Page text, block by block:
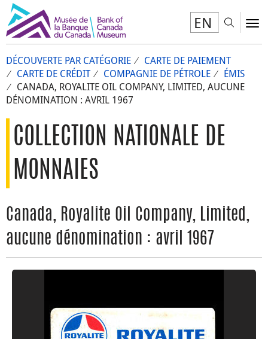
EN
DÉCOUVERTE PAR CATÉGORIE
CARTE DE PAIEMENT
CARTE DE CRÉDIT
COMPAGNIE DE PÉTROLE
ÉMIS
CANADA, ROYALITE OIL COMPANY, LIMITED, AUCUNE
DÉNOMINATION : AVRIL 1967
COLLECTION NATIONALE DE
MONNAIES
Canada, Royalite Oil Company, Limited,
aucune dénomination : avril 1967